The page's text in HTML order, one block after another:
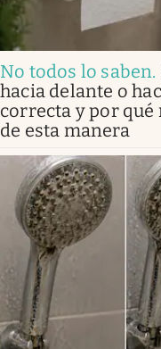
No todos lo saben.
hacia delante o
correcta y por
de esta manera